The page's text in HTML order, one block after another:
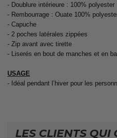
- Doublure intérieure : 100% polyester
- Rembourrage : Ouate 100%
- Capuche
- 2 poches latérales zippées
- Zip avant avec tirette
- Liserés en bout de manches et en
USAGE
- Idéal pendant l’hiver pour les
LES CLIENTS QUI